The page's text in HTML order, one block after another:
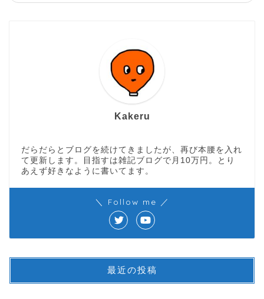
Kakeru
だらだらとブログを続けてきましたが、再び本腰を入れ
て更新します。目指すは雑記ブログで月10万円。とり
あえず好きなように書いてます。
＼ Follow me ／
最近の投稿